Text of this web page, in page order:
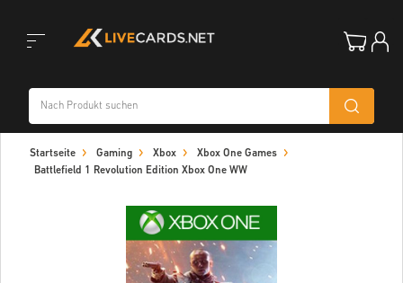
navigation
Startseite Gaming Xbox
Xbox One Games
Battlefield 1 Revolution Edition Xbox One WW